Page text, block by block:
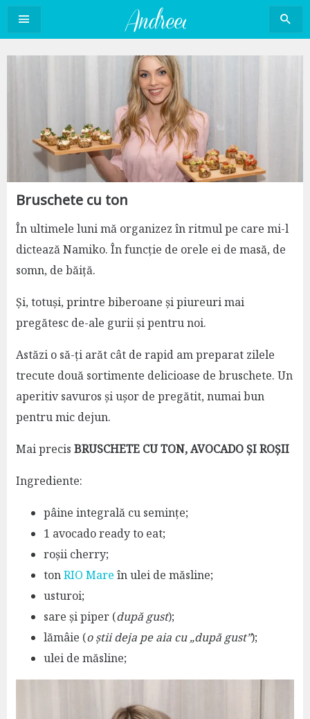
Sari
conținut
Bruschete cu ton
În ultimele luni mă organizez în ritmul pe care mi-l
dictează Namiko. În funcție de orele ei de masă, de
somn, de băiță.
Și, totuși, printre biberoane și piureuri mai
pregătesc de-ale gurii și pentru noi.
Astăzi o să-ți arăt cât de rapid am preparat zilele
trecute două sortimente delicioase de bruschete. Un
aperitiv savuros și ușor de pregătit, numai bun
pentru mic dejun.
Mai precis BRUSCHETE CU TON, AVOCADO ȘI ROȘII
Ingrediente:
pâine integrală cu semințe;
1 avocado ready to eat;
roșii cherry;
tonRIO Mare în ulei de măsline;
usturoi;
sare și piper (după gust);
lămâie (o știi deja pe aia cu „după gust”);
ulei de măsline;